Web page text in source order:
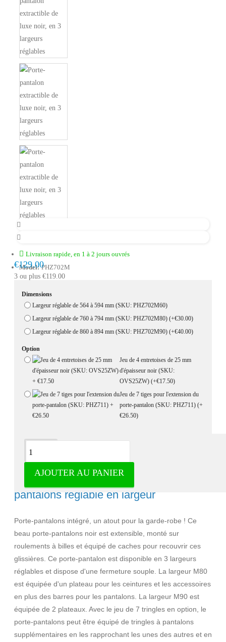
Livraison rapide, en 1 à 2 jours ouvrés
Model: PHZ702M
€129.00
3 ou plus €119.00
Dimensions
Largeur réglable de 564 à 594 mm (SKU: PHZ702M60)
Largeur réglable de 760 à 794 mm (SKU: PHZ702M80) (+€30.00)
Largeur réglable de 860 à 894 mm (SKU: PHZ702M90) (+€40.00)
Option
Jeu de 4 entretoises de 25 mm
d'épaisseur noir (SKU:
OVS25ZW)(+€17.50)
Jeu de 7 tiges pour l'extension du
porte-pantalon (SKU: PHZ711)(+
€26.50)
AJOUTER AU PANIER
Description
Porte-pantalons coulissant noir - Porte-
pantalons réglable en largeur
Porte-pantalons intégré, un atout pour la garde-robe ! Ce
beau porte-pantalons noir est extensible, monté sur
roulements à billes et équipé de caches pour recouvrir ces
glissières. Ce porte-pantalon est disponible en 3 largeurs
réglables et dispose d'une fermeture souple. La largeur M80
est équipée d'un plateau pour les ceintures et les accessoires
en plus des barres pour les pantalons. La largeur M90 est
équipée de 2 plateaux. Avec le jeu de 7 tringles en option, le
porte-pantalons peut être équipé de tringles à pantalons
supplémentaires en les rapprochant les unes des autres et en